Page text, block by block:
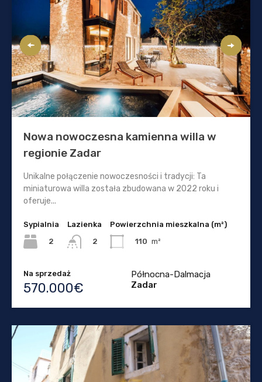
Nowa nowoczesna kamienna willa w
regionie Zadar
Unikalne połączenie nowoczesności i tradycji: Ta
miniaturowa willa została zbudowana w 2022 roku i
oferuje...
Sypialnia
2
Lazienka
2
Powierzchnia mieszkalna (m²)
110 m²
Na sprzedaż
570.000€
Północna-Dalmacja
Zadar